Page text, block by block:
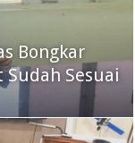
Bongkar
Sudah Sesuai